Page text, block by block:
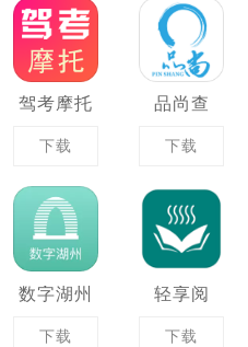
驾考摩托
下载
品尚查
下载
数字湖州
下载
轻享阅
下载